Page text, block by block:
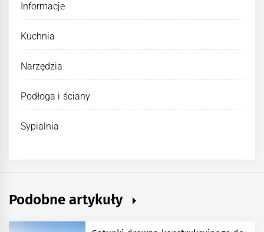
Informacje
Kuchnia
Narzędzia
Podłoga i ściany
Sypialnia
Podobne artykuły